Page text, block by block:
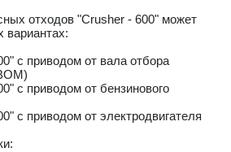
отходов "Сrusher - 600" может
вариантах:
с приводом от вала отбора
с приводом от бензинового
с приводом от электродвигателя